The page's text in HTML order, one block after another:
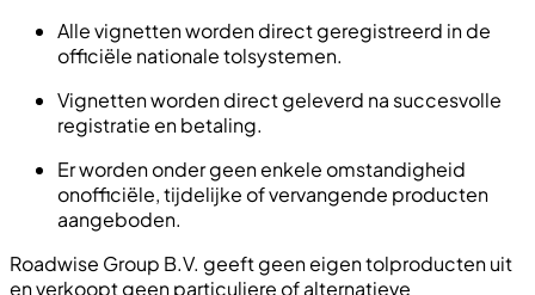
Alle vignetten worden direct geregistreerd in de
officiële nationale tolsystemen.
Vignetten worden direct geleverd na succesvolle
registratie en betaling.
Er worden onder geen enkele omstandigheid
onofficiële, tijdelijke of vervangende producten
aangeboden.
Roadwise Group B.V. geeft geen eigen tolproducten uit
en verkoopt geen particuliere of alternatieve